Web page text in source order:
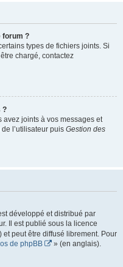
forum ?
types de fichiers joints. Si
chargé, contactez
?
avez joints à vos messages et
l’utilisateur puis Gestion des
développé et distribué par
Il est publié sous la licence
peut être diffusé librement. Pour
de phpBB » (en anglais).